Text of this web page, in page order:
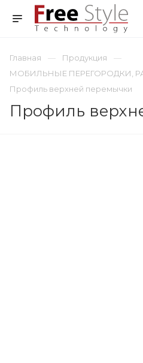
Главная
Продукция
МОБИЛЬНЫЕ ПЕРЕГОРОДКИ,
Профиль верхней перемычки
Профиль